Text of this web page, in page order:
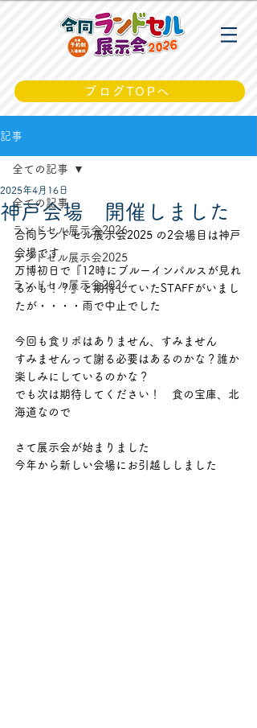
ブログTOPへ
記事
全ての記事
ランドセル展示会2026
ランドセル展示会2025
ランドセル展示会2024
全ての記事
神戸会場 開催しました
2025年4月16日
合同ランドセル展示会2025 の2会場目は神戸
会場です
万博初日で『12時にブルーインパルスが見れ
るかも！？』と期待していたSTAFFがいまし
たが・・・・雨で中止でした
今回も食リポはありません、すみません
すみませんって謝る必要はあるのかな？誰か
楽しみにしているのかな？
でも次は期待してください！　食の宝庫、北
海道なので
さて展示会が始まりました
今年から新しい会場にお引越ししました